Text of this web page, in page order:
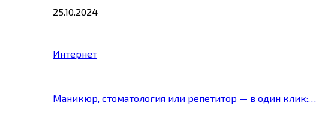
25.10.2024
Интернет
Маникюр, стоматология или репетитор — в один клик:…